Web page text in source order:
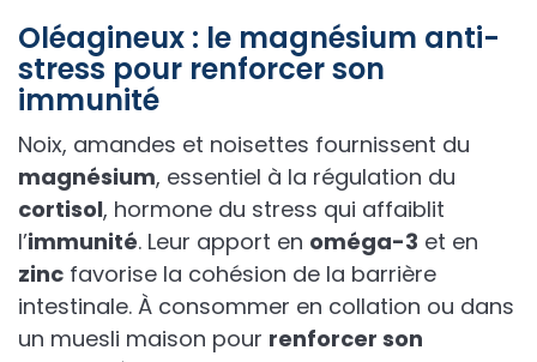
Oléagineux : le magnésium anti-
stress pour renforcer son
immunité
Noix, amandes et noisettes fournissent du
magnésium, essentiel à la régulation du
cortisol, hormone du stress qui affaiblit
l’immunité. Leur apport en oméga-3 et en
zinc favorise la cohésion de la barrière
intestinale. À consommer en collation ou dans
un muesli maison pour renforcer son